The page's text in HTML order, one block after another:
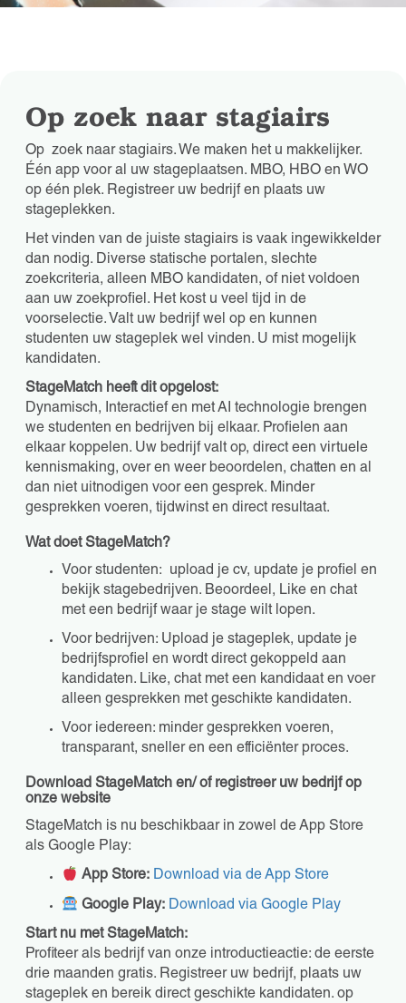
Op zoek naar stagiairs
Op zoek naar stagiairs. We maken het u makkelijker.
Één app voor al uw stageplaatsen. MBO, HBO en WO
op één plek. Registreer uw bedrijf en plaats uw
stageplekken.
Het vinden van de juiste stagiairs is vaak ingewikkelder
dan nodig. Diverse statische portalen, slechte
zoekcriteria, alleen MBO kandidaten, of niet voldoen
aan uw zoekprofiel. Het kost u veel tijd in de
voorselectie. Valt uw bedrijf wel op en kunnen
studenten uw stageplek wel vinden. U mist mogelijk
kandidaten.
StageMatch heeft dit opgelost:
Dynamisch, Interactief en met AI technologie brengen
we studenten en bedrijven bij elkaar. Profielen aan
elkaar koppelen. Uw bedrijf valt op, direct een virtuele
kennismaking, over en weer beoordelen, chatten en al
dan niet uitnodigen voor een gesprek. Minder
gesprekken voeren, tijdwinst en direct resultaat.
Wat doet StageMatch?
Voor studenten: upload je cv, update je profiel en
bekijk stagebedrijven. Beoordeel, Like en chat
met een bedrijf waar je stage wilt lopen.
Voor bedrijven: Upload je stageplek, update je
bedrijfsprofiel en wordt direct gekoppeld aan
kandidaten. Like, chat met een kandidaat en voer
alleen gesprekken met geschikte kandidaten.
Voor iedereen: minder gesprekken voeren,
transparant, sneller en een efficiënter proces.
Download StageMatch en/ of registreer uw bedrijf op
onze website
StageMatch is nu beschikbaar in zowel de App Store
als Google Play:
App Store: Download via de App Store
Google Play: Download via Google Play
Start nu met StageMatch:
Profiteer als bedrijf van onze introductieactie: de eerste
drie maanden gratis. Registreer uw bedrijf, plaats uw
stageplek en bereik direct geschikte kandidaten. op